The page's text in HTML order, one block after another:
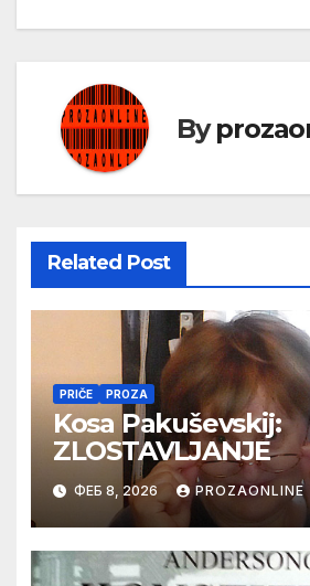
By
Related Post
PRIČE PROZA
Kosa Pakuševskij:
ZLOSTAVLJANJE
ФЕБ 8, 2026 PROZAONLINE